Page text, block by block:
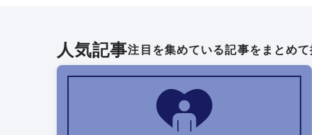
人気記事注目を集めている記事をまとめて